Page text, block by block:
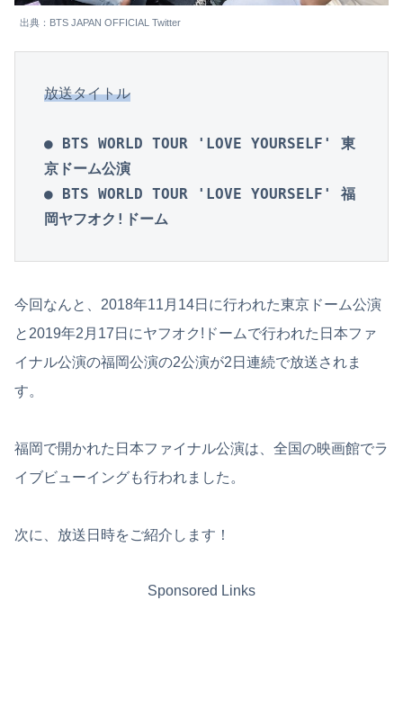
出典：BTS JAPAN OFFICIAL Twitter
放送タイトル
● BTS WORLD TOUR 'LOVE YOURSELF' 東
京ドーム公演
● BTS WORLD TOUR 'LOVE YOURSELF' 福
岡ヤフオク!ドーム
今回なんと、2018年11月14日に行われた東京ドーム公演
と2019年2月17日にヤフオク!ドームで行われた日本ファ
イナル公演の福岡公演の2公演が2日連続で放送されま
す。
福岡で開かれた日本ファイナル公演は、全国の映画館でラ
イブビューイングも行われました。
次に、放送日時をご紹介します！
Sponsored Links